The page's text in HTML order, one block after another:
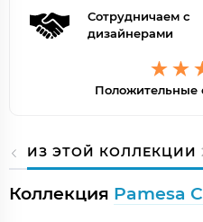
Сотрудничаем с
дизайнерами
Положительные
ИЗ ЭТОЙ КОЛЛЕКЦИИ
Коллекция Pamesa